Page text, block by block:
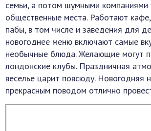
семьи, а потом шумными компаниями
общественные места. Работают
пабы, в том числе и заведения для
новогоднее меню включают самые
необычные блюда. Желающие могут
лондонские клубы. Праздничная
веселье царит повсюду. Новогодняя
прекрасным поводом отлично